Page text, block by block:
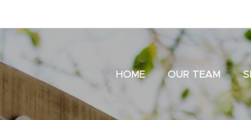
HOME OUR TEAM